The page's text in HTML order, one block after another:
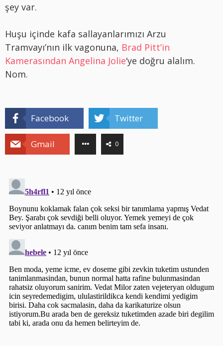
şey var.
Huşu içinde kafa sallayanlarımızı Arzu
Tramvayı’nın ilk vagonuna, Brad Pitt’in
Kamerasından Angelina Jolie‘ye doğru alalım.
Nom.
Facebook Twitter
Gmail 0